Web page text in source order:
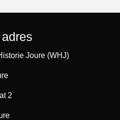
Joure (WHJ)
2